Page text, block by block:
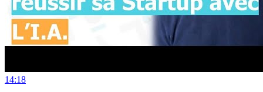
14:18